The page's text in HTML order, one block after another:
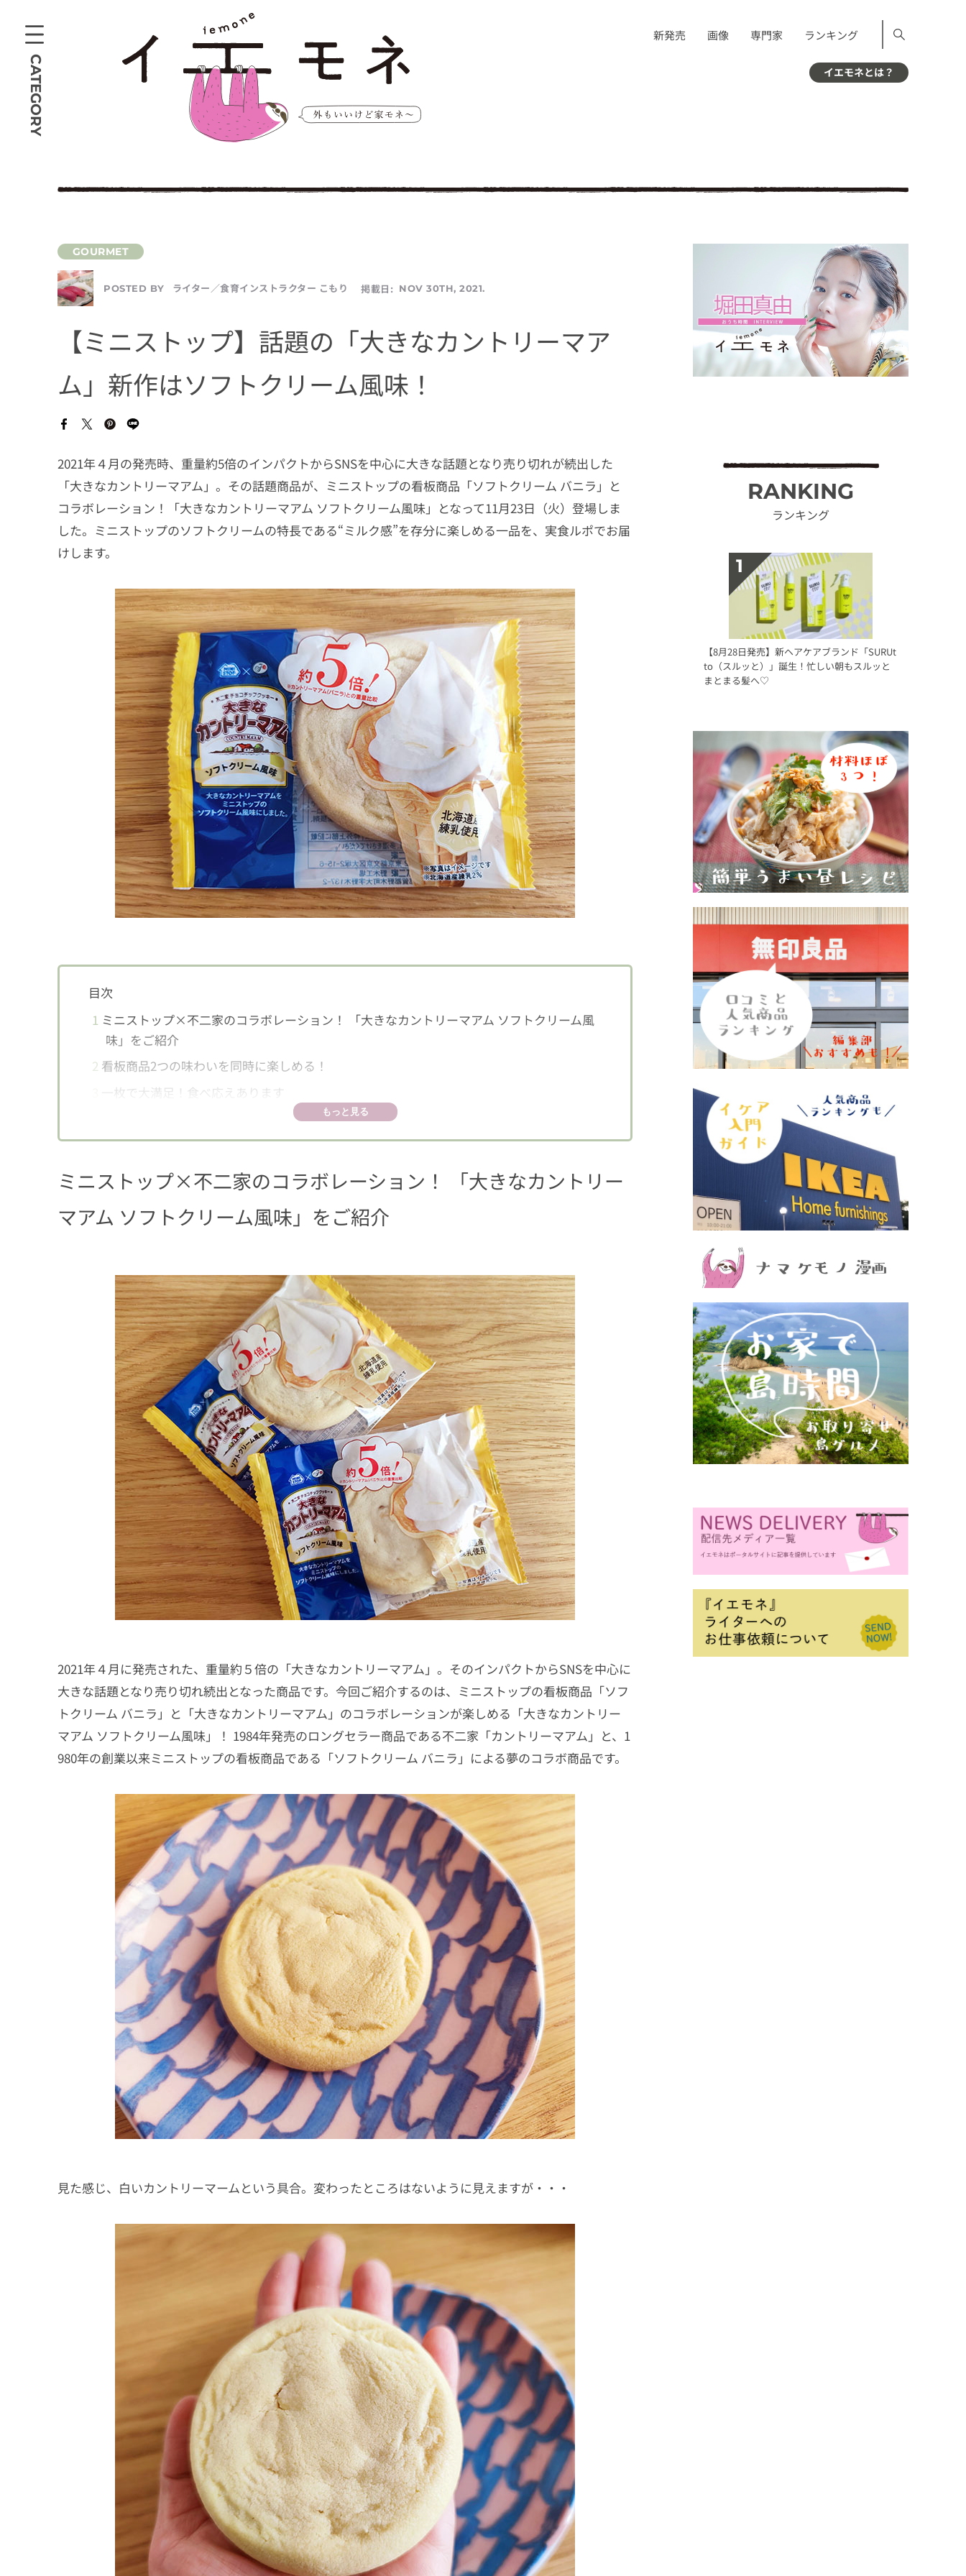
CATEGORY
新発売 画像 専門家 ランキング
イエモネとは？
POSTED BY ライター／食育インストラクター こもり 掲載日: NOV 30TH, 2021.
【ミニストップ】話題の「大きなカントリーマア
ム」新作はソフトクリーム風味！
2021年４月の発売時、重量約5倍のインパクトからSNSを中心に大きな話題となり売り切れが続出した
「大きなカントリーマアム」。その話題商品が、ミニストップの看板商品「ソフトクリーム バニラ」と
コラボレーション！「大きなカントリーマアム ソフトクリーム風味」となって11月23日（火）登場しま
した。ミニストップのソフトクリームの特長である“ミルク感”を存分に楽しめる一品を、実食ルポでお届
けします。
目次
1 ミニストップ×不二家のコラボレーション！ 「大きなカントリーマアム ソフトクリーム風
味」をご紹介
2 看板商品2つの味わいを同時に楽しめる！
一枚で大満足！食べ応えあります
もっと見る
ミニストップ×不二家のコラボレーション！ 「大きなカントリー
マアム ソフトクリーム風味」をご紹介
2021年４月に発売された、重量約５倍の「大きなカントリーマアム」。そのインパクトからSNSを中心に
大きな話題となり売り切れ続出となった商品です。今回ご紹介するのは、ミニストップの看板商品「ソフ
トクリーム バニラ」と「大きなカントリーマアム」のコラボレーションが楽しめる「大きなカントリー
マアム ソフトクリーム風味」！ 1984年発売のロングセラー商品である不二家「カントリーマアム」と、1
980年の創業以来ミニストップの看板商品である「ソフトクリーム バニラ」による夢のコラボ商品です。
見た感じ、白いカントリーマームという具合。変わったところはないように見えますが・・・
RANKING
ランキング
【8月28日発売】新ヘアケアブランド「SURUt
to（スルッと）」誕生！忙しい朝もスルッと
まとまる髪へ♡